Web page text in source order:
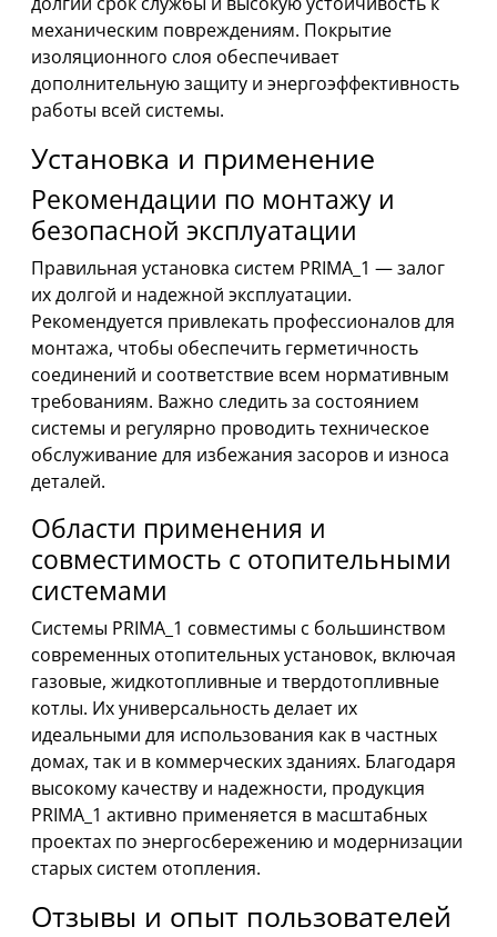
механическим повреждениям. Покрытие
изоляционного слоя обеспечивает
дополнительную защиту и энергоэффективность
работы всей системы.
Установка и применение
Рекомендации по монтажу и
безопасной эксплуатации
Правильная установка систем PRIMA_1 — залог
их долгой и надежной эксплуатации.
Рекомендуется привлекать профессионалов для
монтажа, чтобы обеспечить герметичность
соединений и соответствие всем нормативным
требованиям. Важно следить за состоянием
системы и регулярно проводить техническое
обслуживание для избежания засоров и износа
деталей.
Области применения и
совместимость с отопительными
системами
Системы PRIMA_1 совместимы с большинством
современных отопительных установок, включая
газовые, жидкотопливные и твердотопливные
котлы. Их универсальность делает их
идеальными для использования как в частных
домах, так и в коммерческих зданиях. Благодаря
высокому качеству и надежности, продукция
PRIMA_1 активно применяется в масштабных
проектах по энергосбережению и модернизации
старых систем отопления.
Отзывы и опыт пользователей